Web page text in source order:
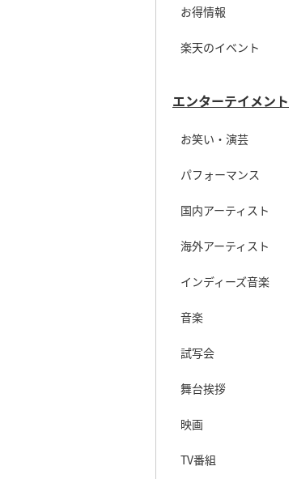
お得情報
楽天のイベント
エンターテイメント
お笑い・演芸
パフォーマンス
国内アーティスト
海外アーティスト
インディーズ音楽
音楽
試写会
舞台挨拶
映画
TV番組